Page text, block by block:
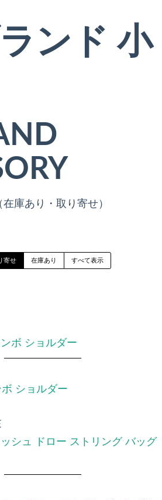
ンド 小
庫あり・取り寄せ）
寄せ 在庫あり すべて表示
ショルダー